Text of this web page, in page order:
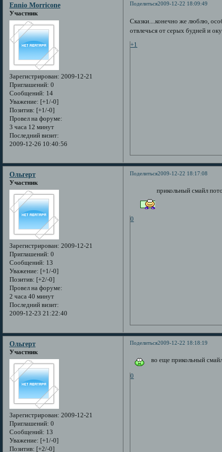
Поделиться2009-12-22 18:09:49
Ennio Morricone
Участник
Зарегистрирован: 2009-12-21
Приглашений: 0
Сообщений: 14
Уважение: [+1/-0]
Позитив: [+1/-0]
Провел на форуме:
3 часа 12 минут
Последний визит:
2009-12-26 10:40:56
Сказки....конечно же люблю,
отвлечься от серых будней и
+1
Поделиться2009-12-22 18:17:08
Ольгерт
Участник
Зарегистрирован: 2009-12-21
Приглашений: 0
Сообщений: 13
Уважение: [+1/-0]
Позитив: [+2/-0]
Провел на форуме:
2 часа 40 минут
Последний визит:
2009-12-23 21:22:40
прикольный смайл
0
Поделиться2009-12-22 18:18:19
Ольгерт
Участник
Зарегистрирован: 2009-12-21
Приглашений: 0
Сообщений: 13
Уважение: [+1/-0]
Позитив: [+2/-0]
во еще прикольный
0